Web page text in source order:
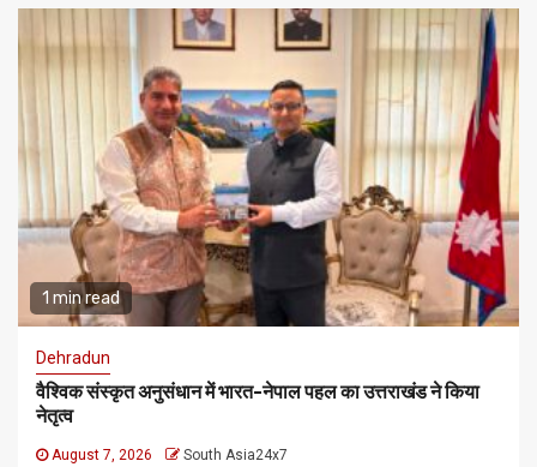
1 min read
Dehradun
वैश्विक संस्कृत अनुसंधान में भारत-नेपाल पहल का उत्तराखंड ने किया
नेतृत्व
August 7, 2026 South Asia24x7